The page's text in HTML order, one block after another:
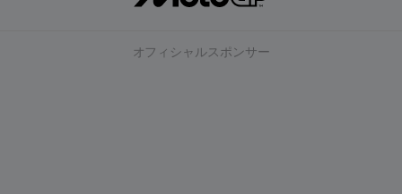
オフィシャルスポンサー